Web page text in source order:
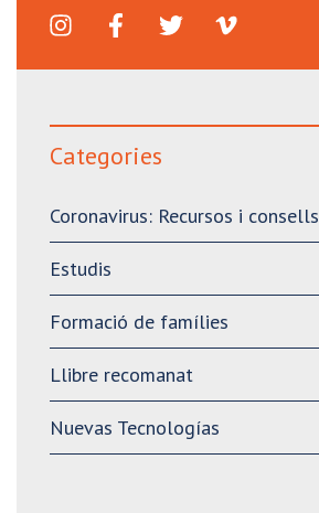
Categories
Coronavirus: Recursos i consells
Estudis
Formació de famílies
Llibre recomanat
Nuevas Tecnologías